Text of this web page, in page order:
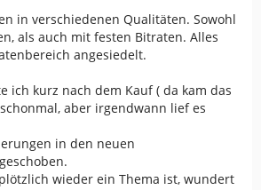
in verschiedenen Qualitäten. Sowohl
als auch mit festen Bitraten. Alles
angesiedelt.
ich kurz nach dem Kauf ( da kam das
aber irgendwann lief es
in den neuen
wieder ein Thema ist, wundert